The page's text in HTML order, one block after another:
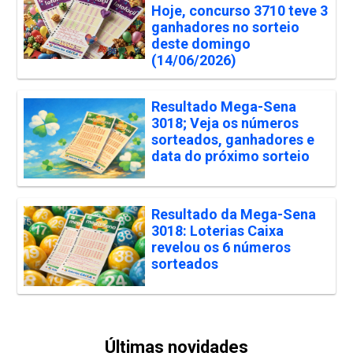
Hoje, concurso 3710 teve 3
ganhadores no sorteio
deste domingo
(14/06/2026)
Resultado Mega-Sena
3018; Veja os números
sorteados, ganhadores e
data do próximo sorteio
Resultado da Mega-Sena
3018: Loterias Caixa
revelou os 6 números
sorteados
Últimas novidades